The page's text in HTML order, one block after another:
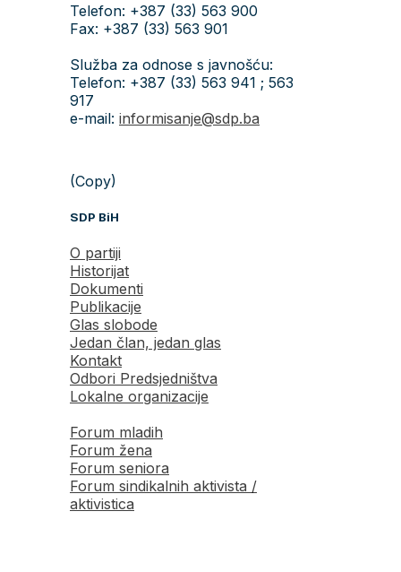
Telefon: +387 (33) 563 900
Fax: +387 (33) 563 901
Služba za odnose s javnošću:
Telefon: +387 (33) 563 941 ; 563
917
e-mail: informisanje@sdp.ba
(Copy)
SDP BiH
O partiji
Historijat
Dokumenti
Publikacije
Glas slobode
Jedan član, jedan glas
Kontakt
Odbori Predsjedništva
Lokalne organizacije
Forum mladih
Forum žena
Forum seniora
Forum sindikalnih aktivista /
aktivistica